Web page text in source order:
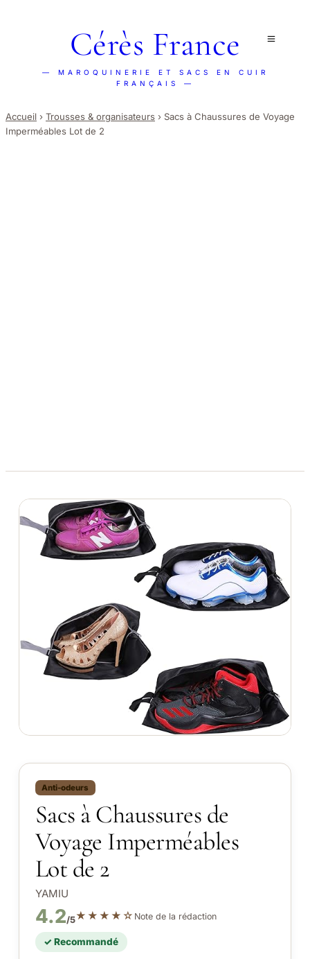
Cérès France
— MAROQUINERIE ET SACS EN CUIR
FRANÇAIS —
Accueil › Trousses & organisateurs › Sacs à Chaussures de Voyage
Imperméables Lot de 2
Anti-odeurs
Sacs à Chaussures de
Voyage Imperméables
Lot de 2
YAMIU
4.2/5★★★★☆ Note de la rédaction
✓ Recommandé